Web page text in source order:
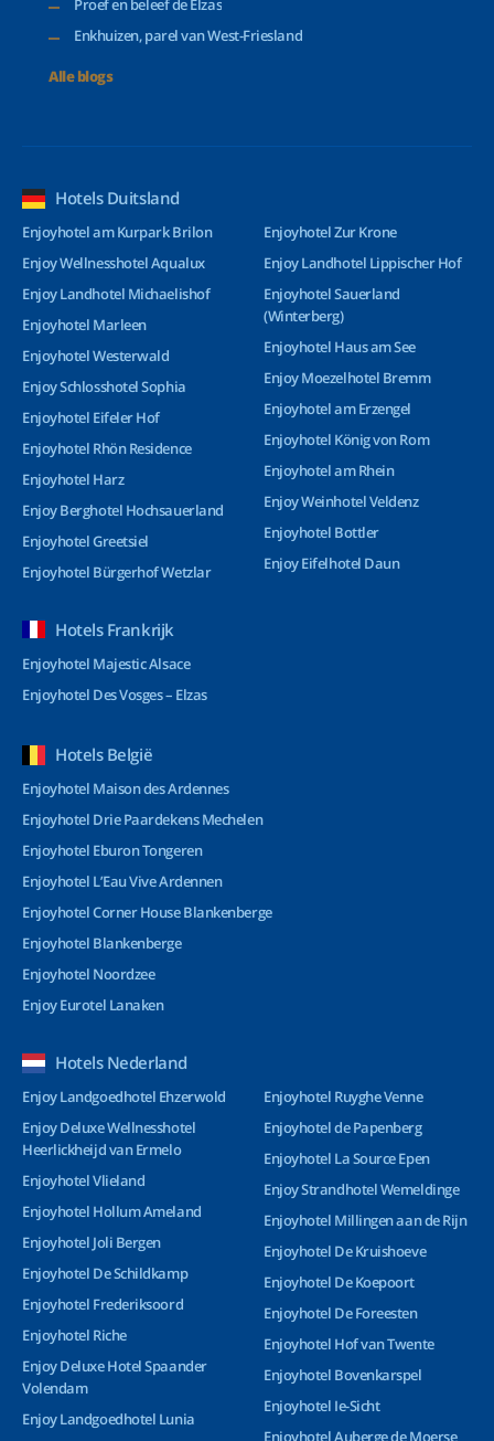
Proef en beleef de Elzas
Enkhuizen, parel van West-Friesland
Alle blogs
Hotels Duitsland
Enjoyhotel am Kurpark Brilon
Enjoy Wellnesshotel Aqualux
Enjoy Landhotel Michaelishof
Enjoyhotel Marleen
Enjoyhotel Westerwald
Enjoy Schlosshotel Sophia
Enjoyhotel Eifeler Hof
Enjoyhotel Rhön Residence
Enjoyhotel Harz
Enjoy Berghotel Hochsauerland
Enjoyhotel Greetsiel
Enjoyhotel Bürgerhof Wetzlar
Enjoyhotel Zur Krone
Enjoy Landhotel Lippischer Hof
Enjoyhotel Sauerland
(Winterberg)
Enjoyhotel Haus am See
Enjoy Moezelhotel Bremm
Enjoyhotel am Erzengel
Enjoyhotel König von Rom
Enjoyhotel am Rhein
Enjoy Weinhotel Veldenz
Enjoyhotel Bottler
Enjoy Eifelhotel Daun
Hotels Frankrijk
Enjoyhotel Majestic Alsace
Enjoyhotel Des Vosges – Elzas
Hotels België
Enjoyhotel Maison des Ardennes
Enjoyhotel Drie Paardekens Mechelen
Enjoyhotel Eburon Tongeren
Enjoyhotel L’Eau Vive Ardennen
Enjoyhotel Corner House Blankenberge
Enjoyhotel Blankenberge
Enjoyhotel Noordzee
Enjoy Eurotel Lanaken
Hotels Nederland
Enjoy Landgoedhotel Ehzerwold
Enjoy Deluxe Wellnesshotel
Heerlickheijd van Ermelo
Enjoyhotel Vlieland
Enjoyhotel Hollum Ameland
Enjoyhotel Joli Bergen
Enjoyhotel De Schildkamp
Enjoyhotel Frederiksoord
Enjoyhotel Riche
Enjoy Deluxe Hotel Spaander
Volendam
Enjoy Landgoedhotel Lunia
Enjoyhotel Ruyghe Venne
Enjoyhotel de Papenberg
Enjoyhotel La Source Epen
Enjoy Strandhotel Wemeldinge
Enjoyhotel Millingen aan de Rijn
Enjoyhotel De Kruishoeve
Enjoyhotel De Koepoort
Enjoyhotel De Foreesten
Enjoyhotel Hof van Twente
Enjoyhotel Bovenkarspel
Enjoyhotel Ie-Sicht
Enjoyhotel Auberge de Moerse